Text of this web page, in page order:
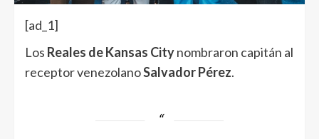
[ad_1]
Los Reales de Kansas Citynombraron capitán al
receptor venezolanoSalvador Pérez.